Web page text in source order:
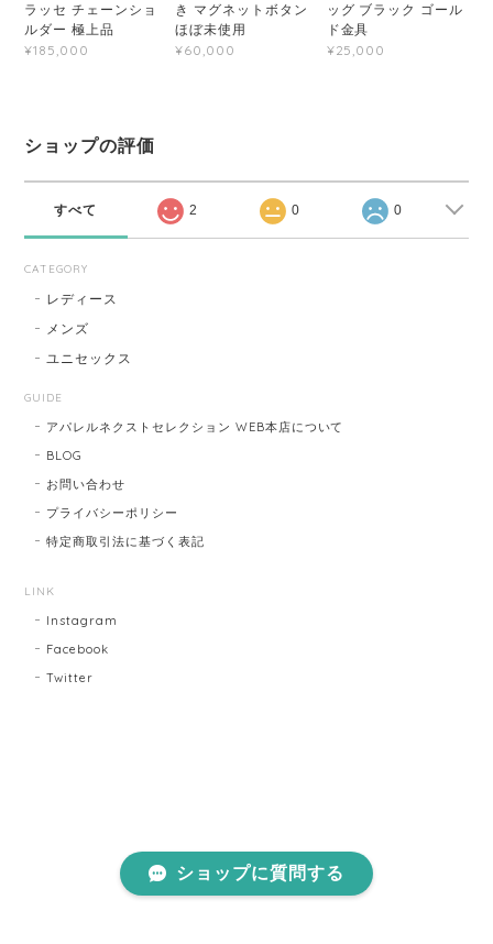
ラッセ チェーンショ
ルダー 極上品
¥185,000
き マグネットボタン
ほぼ未使用
¥60,000
ッグ ブラック ゴール
ド金具
¥25,000
ショップの評価
すべて 2 0 0
CATEGORY
レディース
メンズ
ユニセックス
GUIDE
アパレルネクストセレクション WEB本店について
BLOG
お問い合わせ
プライバシーポリシー
特定商取引法に基づく表記
LINK
Instagram
Facebook
Twitter
ショップに質問する